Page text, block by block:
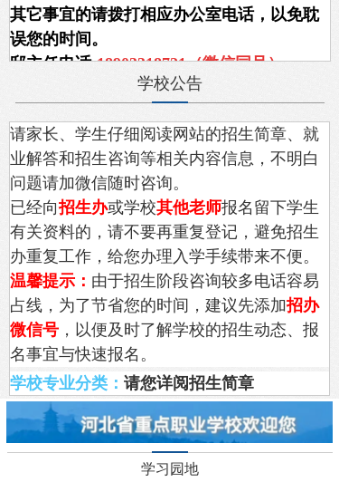
学校公告
其它事宜的请拨打相应办公室电话，以免耽
误您的时间。
邸主任电话:18903318721（微信同号）
18931995742 (微信同号）
请家长、学生仔细阅读网站的招生简章、 就
业解答和招生咨询等相关内容信息，不明白
问题请加微信随时咨询。
已经向招生办或学校其他老师报名留下学生
有关资料的，请不要再重复登记，避免招生
办重复工作，给您办理入学手续带来不便。
温馨提示： 由于招生阶段咨询较多电话容易
占线，为了节省您的时间，建议先添加招办
微信号 ，以便及时了解学校的招生动态、报
名事宜与快速报名。
学校专业分类： 请您详阅招生简章
学习园地